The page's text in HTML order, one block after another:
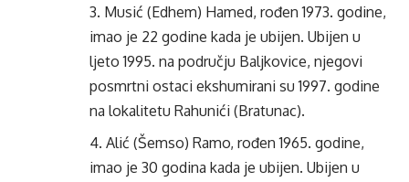
Musić (Edhem) Hamed, rođen 1973. godine,
imao je 22 godine kada je ubijen. Ubijen u
ljeto 1995. na području Baljkovice, njegovi
posmrtni ostaci ekshumirani su 1997. godine
na lokalitetu Rahunići (Bratunac).
Alić (Šemso) Ramo, rođen 1965. godine,
imao je 30 godina kada je ubijen. Ubijen u